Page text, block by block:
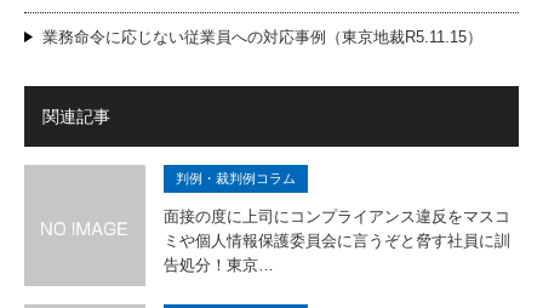
業務命令に応じない従業員への対応事例（東京地裁R5.11.15）
関連記事
判例・裁判例コラム
面接の度に上司にコンプライアンス違反をマスコ
ミや個人情報保護委員会に言うぞと脅す社員に訓
告処分！東京…